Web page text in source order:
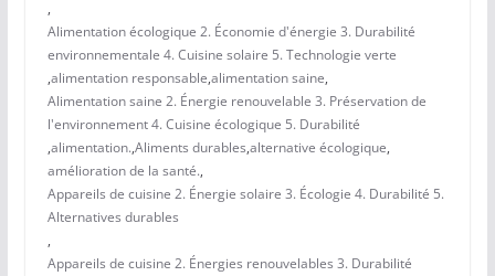
,
Alimentation écologique 2. Économie d'énergie 3. Durabilité
environnementale 4. Cuisine solaire 5. Technologie verte
,alimentation responsable,alimentation saine,
Alimentation saine 2. Énergie renouvelable 3. Préservation de
l'environnement 4. Cuisine écologique 5. Durabilité
,alimentation.,Aliments durables,alternative écologique,
amélioration de la santé.,
Appareils de cuisine 2. Énergie solaire 3. Écologie 4. Durabilité 5.
Alternatives durables
,
Appareils de cuisine 2. Énergies renouvelables 3. Durabilité